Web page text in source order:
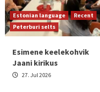
Estonian language
Recent
Peterburi selts
Esimene keelekohvik
Jaani kirikus
27. Jul 2026